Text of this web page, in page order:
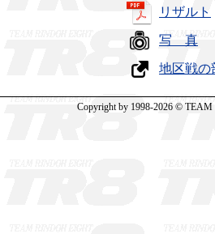
リザルト
写 真
地区戦の
Copyright by 1998-2026 ©